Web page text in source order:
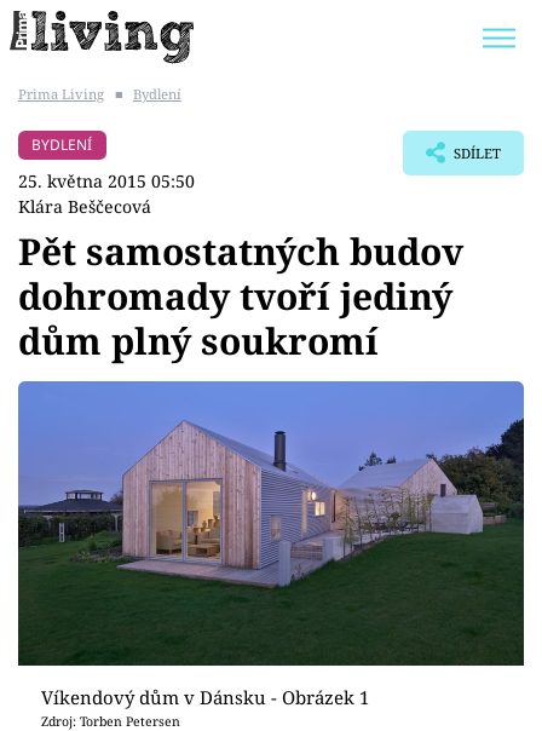
BYDLENÍ SLAVNÝCH
Témata
Bydlení
Design
Sledujte prima+
Přihlášení
Sledujte nás
Prima Living ■ Bydlení
BYDLENÍ
25. května 2015 05:50
Klára Beščecová
SDÍLET
Pět samostatných budov
dohromady tvoří jediný
dům plný soukromí
Víkendový dům v Dánsku - Obrázek 1
Zdroj: Torben Petersen